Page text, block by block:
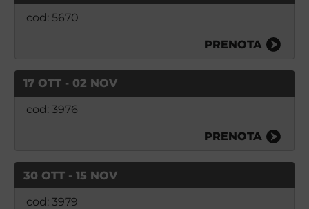
cod: 5670
PRENOTA
17 OTT - 02 NOV
cod: 3976
PRENOTA
30 OTT - 15 NOV
cod: 3979